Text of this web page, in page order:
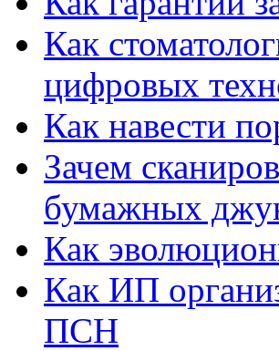
Как
цифровых
Как навести
Зачем
бумажных
Как
Как ИП
ПСН